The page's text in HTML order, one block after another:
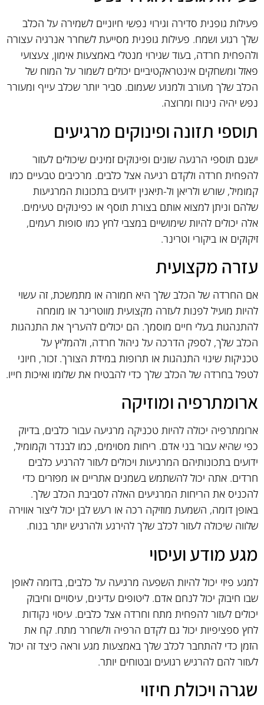
פעילות גופנית סדירה וגירוי נפשי חיוניים לשמירה על הכלב
שלך רגוע ושמח. פעילות גופנית מסייעת לשחרר אנרגיה עצורה
ולהפחית חרדה, בעוד שגירוי מנטלי באמצעות אימון, צעצועי
פאזל ומשחקים אינטראקטיביים יכולים לשמור על המוח של
הכלב שלך מעורב ולמנוע שעמום. סביר יותר שכלב עייף ומעורר
נפש יהיה נינוח ומרוצה.
תוספי תזונה ופינוקים מרגיעים
ישנם תוספי הרגעה שונים ופינוקים זמינים שיכולים לעזור
להפחית חרדה ולקדם רגיעה אצל כלבים. מרכיבים טבעיים כמו
קמומיל, שורש ולריאן ול-תיאנין ידועים בתכונות המרגיעות
שלהם וניתן למצוא אותם בצורת תוסף או כפינוקים טעימים.
אלה יכולים להיות שימושיים במצבי לחץ כמו סופות רעמים,
זיקוקים או ביקורי וטרינר.
עזרה מקצועית
אם החרדה של הכלב שלך היא חמורה או מתמשכת, זה עשוי
להיות מועיל לפנות לעזרה מקצועית מווטרינר או מומחה
להתנהגות בעלי חיים מוסמך. הם יכולים להעריך את התנהגות
הכלב שלך, לספק הדרכה על ניהול חרדה, ולהמליץ על
טכניקות שינוי התנהגות או תרופות במידת הצורך. זכור, חיוני
לטפל בחרדה של הכלב שלך כדי להבטיח את שלומו ואיכות חייו.
ארומתרפיה ומוזיקה
ארומתרפיה יכולה להיות טכניקה מרגיעה עבור כלבים, בדיוק
כפי שהיא עבור בני אדם. ריחות מסוימים, כמו לבנדר וקמומיל,
ידועים בתכונותיהם המרגיעות ויכולים לעזור להרגיע כלבים
חרדים. אתה יכול להשתמש בשמנים אתריים או מפזרים כדי
להכניס את הריחות המרגיעים האלה לסביבת הכלב שלך.
באופן דומה, השמעת מוזיקה רכה או רעש לבן יכול ליצור אווירה
שלווה שיכולה לעזור לכלב שלך להירגע ולהרגיש יותר בנוח.
מגע מודע ועיסוי
למגע פיזי יכול להיות השפעה מרגיעה על כלבים, בדומה לאופן
שבו חיבוק יכול לנחם אדם. ליטופים עדינים, עיסויים וחיבוק
יכולים לעזור להפחית מתח וחרדה אצל כלבים. עיסוי נקודות
לחץ ספציפיות יכול גם לקדם הרפיה ולשחרר מתח. קח את
הזמן כדי להתחבר לכלב שלך באמצעות מגע וראה כיצד זה יכול
לעזור להם להרגיש רגועים ובטוחים יותר.
שגרה ויכולת חיזוי